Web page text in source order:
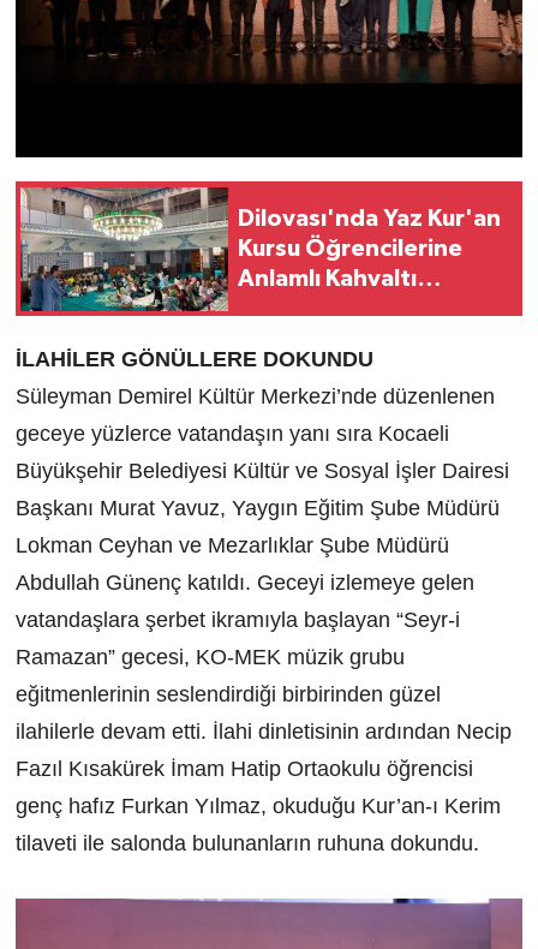
Dilovası'nda Yaz Kur'an
Kursu Öğrencilerine
Anlamlı Kahvaltı
İLAHİLER GÖNÜLLERE DOKUNDU
Süleyman Demirel Kültür Merkezi’nde düzenlenen
geceye yüzlerce vatandaşın yanı sıra Kocaeli
Büyükşehir Belediyesi Kültür ve Sosyal İşler Dairesi
Başkanı Murat Yavuz, Yaygın Eğitim Şube Müdürü
Lokman Ceyhan ve Mezarlıklar Şube Müdürü
Abdullah Günenç katıldı. Geceyi izlemeye gelen
vatandaşlara şerbet ikramıyla başlayan “Seyr-i
Ramazan” gecesi, KO-MEK müzik grubu
eğitmenlerinin seslendirdiği birbirinden güzel
ilahilerle devam etti. İlahi dinletisinin ardından Necip
Fazıl Kısakürek İmam Hatip Ortaokulu öğrencisi
genç hafız Furkan Yılmaz, okuduğu Kur’an-ı Kerim
tilaveti ile salonda bulunanların ruhuna dokundu.